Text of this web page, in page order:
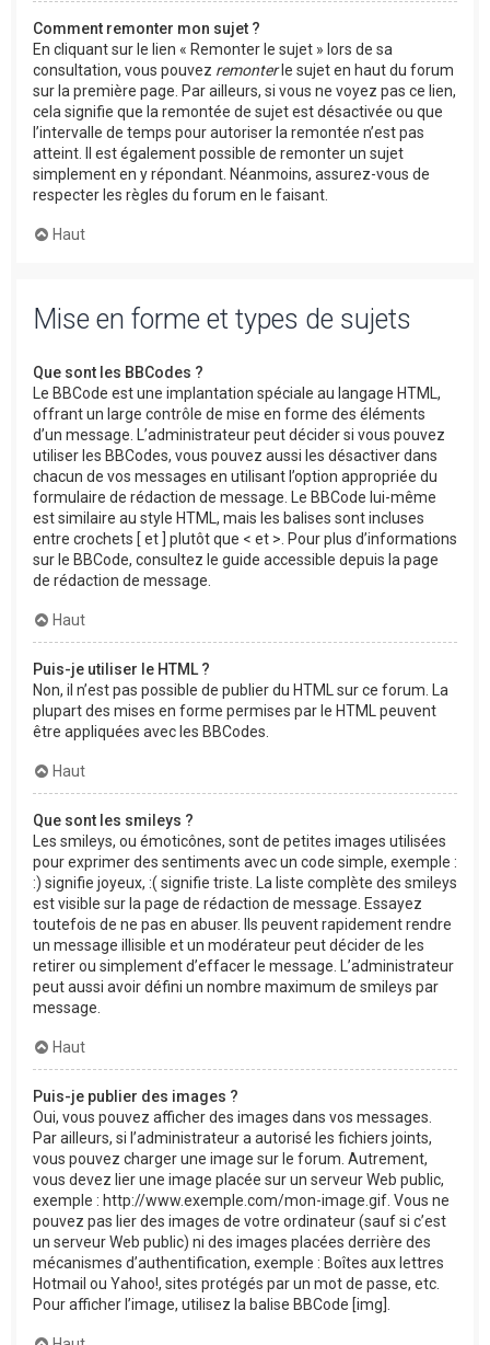
Comment remonter mon sujet ?
En cliquant sur le lien « Remonter le sujet » lors de sa
consultation, vous pouvez remonterle sujet en haut du forum
sur la première page. Par ailleurs, si vous ne voyez pas ce lien,
cela signifie que la remontée de sujet est désactivée ou que
l’intervalle de temps pour autoriser la remontée n’est pas
atteint. Il est également possible de remonter un sujet
simplement en y répondant. Néanmoins, assurez-vous de
respecter les règles du forum en le faisant.
Haut
Mise en forme et types de sujets
Que sont les BBCodes ?
Le BBCode est une implantation spéciale au langage HTML,
offrant un large contrôle de mise en forme des éléments
d’un message. L’administrateur peut décider si vous pouvez
utiliser les BBCodes, vous pouvez aussi les désactiver dans
chacun de vos messages en utilisant l’option appropriée du
formulaire de rédaction de message. Le BBCode lui-même
est similaire au style HTML, mais les balises sont incluses
entre crochets [ et ] plutôt que < et >. Pour plus d’informations
sur le BBCode, consultez le guide accessible depuis la page
de rédaction de message.
Haut
Puis-je utiliser le HTML ?
Non, il n’est pas possible de publier du HTML sur ce forum. La
plupart des mises en forme permises par le HTML peuvent
être appliquées avec les BBCodes.
Haut
Que sont les smileys ?
Les smileys, ou émoticônes, sont de petites images utilisées
pour exprimer des sentiments avec un code simple, exemple :
:) signifie joyeux, :( signifie triste. La liste complète des smileys
est visible sur la page de rédaction de message. Essayez
toutefois de ne pas en abuser. Ils peuvent rapidement rendre
un message illisible et un modérateur peut décider de les
retirer ou simplement d’effacer le message. L’administrateur
peut aussi avoir défini un nombre maximum de smileys par
message.
Haut
Puis-je publier des images ?
Oui, vous pouvez afficher des images dans vos messages.
Par ailleurs, si l’administrateur a autorisé les fichiers joints,
vous pouvez charger une image sur le forum. Autrement,
vous devez lier une image placée sur un serveur Web public,
exemple : http://www.exemple.com/mon-image.gif. Vous ne
pouvez pas lier des images de votre ordinateur (sauf si c’est
un serveur Web public) ni des images placées derrière des
mécanismes d’authentification, exemple : Boîtes aux lettres
Hotmail ou Yahoo!, sites protégés par un mot de passe, etc.
Pour afficher l’image, utilisez la balise BBCode [img].